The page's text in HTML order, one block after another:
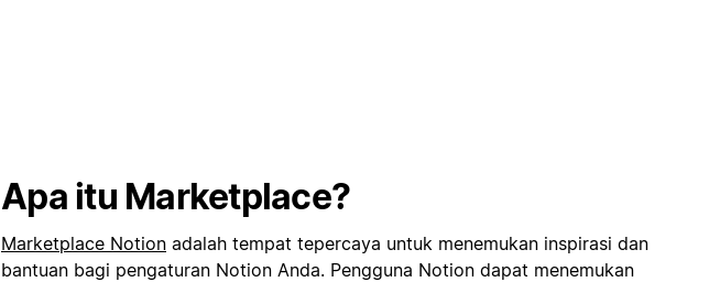
Apa itu Marketplace?
Marketplace Notion adalah tempat tepercaya untuk menemukan inspirasi dan
bantuan bagi pengaturan Notion Anda. Pengguna Notion dapat menemukan